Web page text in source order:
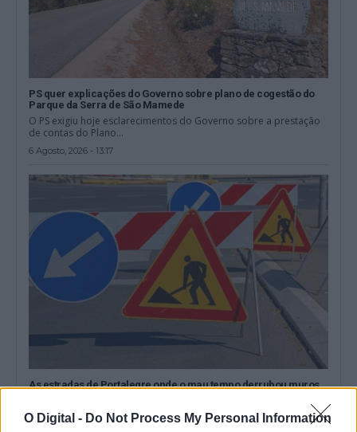
O Digital - Do Not Process My Personal Information
PS quer explicações do Governo sobre plano de cogestão do
Parque da Serra de São Mamede
O PS exigiu hoje esclarecimentos do Governo sobre a prestação
de contas do Plano...
6 Agosto, 2026 - 13:17
As estradas de Portalegre onde o mau tempo derrubou muros
O Município de Portalegre abriu um concurso público, com um
preço base de 103.593,89...